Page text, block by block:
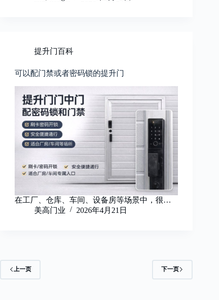
提升门百科
可以配门禁或者密码锁的提升门
在工厂、仓库、车间、设备房等场景中，很…
美高门业
2026年4月21日
上一页 下一页